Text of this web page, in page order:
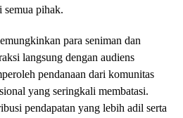
pihak.
para seniman dan
langsung dengan audiens
pendanaan dari komunitas
yang seringkali membatasi.
pendapatan yang lebih adil serta